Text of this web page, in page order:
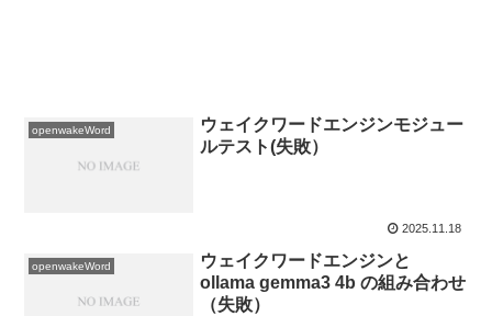
openwakeWord
ウェイクワードエンジンモジュー
ルテスト(失敗）
2025.11.18
openwakeWord
ウェイクワードエンジンと
ollama gemma3 4b の組み合わせ
（失敗）